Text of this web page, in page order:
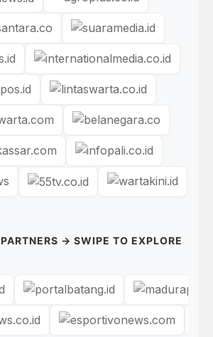
→ SWIPE TO EXPLORE